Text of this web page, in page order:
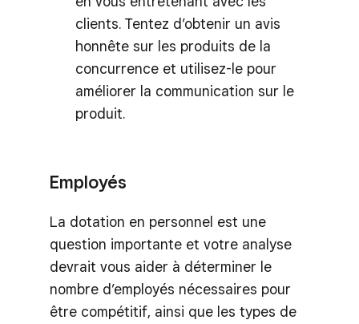
clients. Tentez d’obtenir un avis
honnête sur les produits de la
concurrence et utilisez-le pour
améliorer la communication sur le
produit.
Employés
La dotation en personnel est une
question importante et votre analyse
devrait vous aider à déterminer le
nombre d’employés nécessaires pour
être compétitif, ainsi que les types de